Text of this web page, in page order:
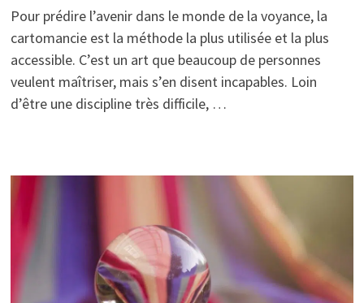
Pour prédire l’avenir dans le monde de la voyance, la
cartomancie est la méthode la plus utilisée et la plus
accessible. C’est un art que beaucoup de personnes
veulent maîtriser, mais s’en disent incapables. Loin
d’être une discipline très difficile, …